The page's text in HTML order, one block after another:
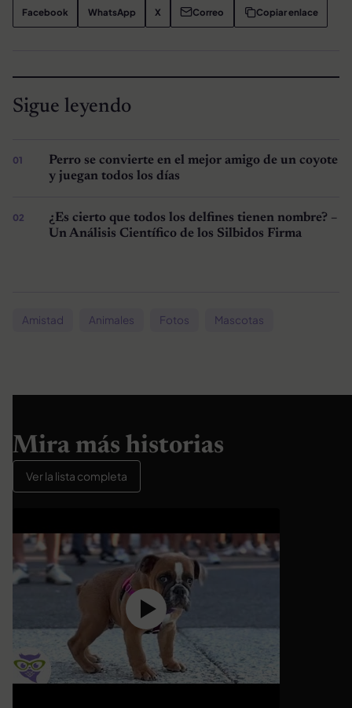
Facebook WhatsApp X Correo Copiar enlace
Sigue leyendo
Perro se convierte en el mejor amigo de un coyote
y juegan todos los días
¿Es cierto que todos los delfines tienen nombre? –
Un Análisis Científico de los Silbidos Firma
Amistad Animales Fotos Mascotas
Mira más historias
Ver la lista completa